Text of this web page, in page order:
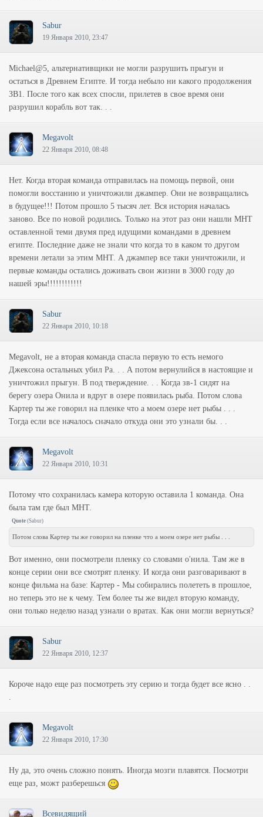
Sabur
19 Января 2010, 23:47
Michael@5, альтернативщики не могли разрушить прыгун и
остаться в Древнем Египте. И тогда небыло ни какого продолжения
ЗВ1. После того как всех спосли, прилетев в свое время они
разрушил корабль вот так. . .
Megavolt
22 Января 2010, 08:48
Нет. Когда вторая команда отправилась на помощь первой, они
помогли восстанию и уничтожили джампер. Они не возвращались
в будущее!!! Потом прошло 5 тысяч лет. Вся история началась
заново. Все по новой родились. Только на этот раз они нашли МНТ
оставленной теми двумя пред идущими командами в древнем
египте. Последние даже не знали что когда то в каком то другом
времени летали за этим МНТ. А джампер все таки уничтожили, и
первые команды остались доживать свои жизни в 3000 году до
нашей эры!!!!!!!!!!!!
Sabur
22 Января 2010, 10:18
Megavolt, не а вторая команда спасла первую то есть немого
Джексона остальных убил Ра. . . А потом вернулийся в настоящие и
уничтожил прыгун. В под тверждение. . . Когда зв-1 сидят на
берегу озера Онила и вдруг в озере появилась рыба. Потом слова
Картер ты же говорил на пленке что а моем озере нет рыбы . . .
Тогда если все началось сначало откуда они это узнали бы. . .
Megavolt
22 Января 2010, 10:31
Потому что сохранилась камера которую оставила 1 команда. Она
была там где был МНТ.
Quote (Sabur)
Потом слова Картер ты же говорил на пленке что а моем озере нет рыбы . . .
Вот именно, они посмотрели пленку со словами о'нила. Там же в
конце серии они все смотрят пленку. И когда они разговаривают в
конце фильма на базе: Картер - Мы собирались полететь в прошлое,
но теперь это не к чему. Тем более ты же видел вторую команду,
они только неделю назад узнали о вратах. Как они могли вернуться?
Sabur
22 Января 2010, 12:37
Короче надо еще раз посмотреть эту серию и тогда будет все ясно . .
.
Megavolt
22 Января 2010, 17:30
Ну да, это очень сложно понять. Иногда мозги плавятся. Посмотри
еще раз, можт разберешься
Всевидящий